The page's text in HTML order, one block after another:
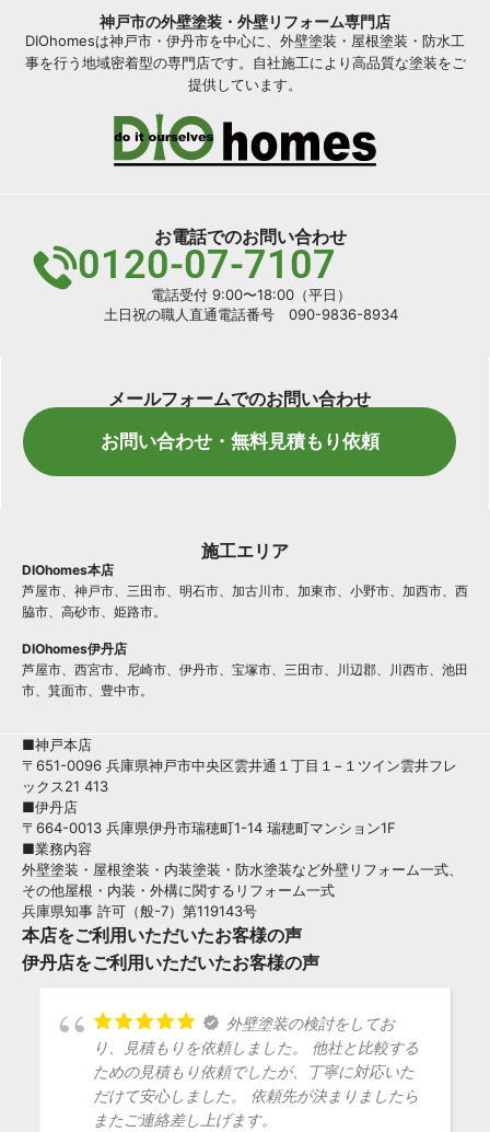
神戸市の外壁塗装・外壁リフォーム専門店
DIOhomesは神戸市・伊丹市を中心に、外壁塗装・屋根塗装・防水工
事を行う地域密着型の専門店です。自社施工により高品質な塗装をご
提供しています。
お電話でのお問い合わせ
0120-07-7107
電話受付 9:00〜18:00（平日）
土日祝の職人直通電話番号 090-9836-8934
メールフォームでのお問い合わせ
お問い合わせ・無料見積もり依頼
施工エリア
DIOhomes本店
芦屋市、神戸市、三田市、明石市、加古川市、加東市、小野市、加西市、西
脇市、高砂市、姫路市。
DIOhomes伊丹店
芦屋市、西宮市、尼崎市、伊丹市、宝塚市、三田市、川辺郡、川西市、池田
市、箕面市、豊中市。
■神戸本店
〒651-0096 兵庫県神戸市中央区雲井通１丁目１−１ツイン雲井フレ
ックス21 413
■伊丹店
〒664-0013 兵庫県伊丹市瑞穂町1-14 瑞穂町マンション1F
■業務内容
外壁塗装・屋根塗装・内装塗装・防水塗装など外壁リフォーム一式、
その他屋根・内装・外構に関するリフォーム一式
兵庫県知事 許可（般-7）第119143号
本店をご利用いただいたお客様の声
伊丹店をご利用いただいたお客様の声
外壁塗装の検討をしてお
り、見積もりを依頼しました。 他社と比較する
ための見積もり依頼でしたが、丁寧に対応いた
だけて安心しました。 依頼先が決まりましたら
またご連絡差し上げます。